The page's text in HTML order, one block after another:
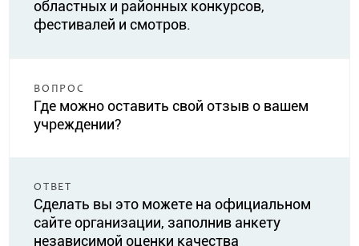
областных и районных конкурсов,
фестивалей и смотров.
ВОПРОС
Где можно оставить свой отзыв о вашем
учреждении?
ОТВЕТ
Сделать вы это можете на официальном
сайте организации, заполнив анкету
независимой оценки качества